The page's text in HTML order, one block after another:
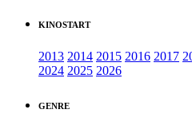
KINOSTART
2013 2014 2015 2016 2017
2024 2025 2026
GENRE